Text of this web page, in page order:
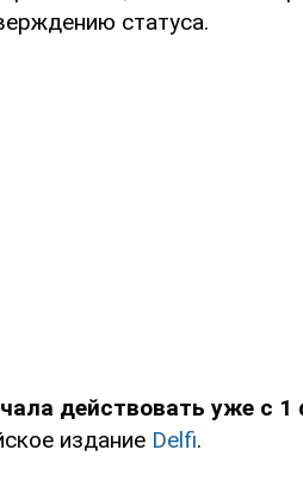
статуса.
действовать уже с 1
издание Delfi.